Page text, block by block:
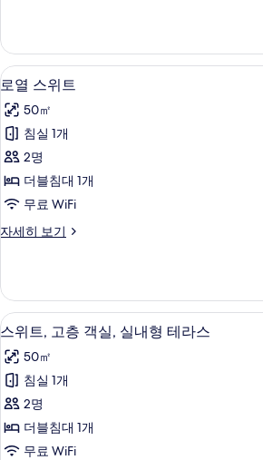
기
)
자
세
보
기
로
열
스
위
트
사
모
보
기
로열 스위
8
로열 스위트
50㎡
침실 1개
2명
더블침대 1개
무료 WiFi
자세히 보기
로
트
자
세
보
기
스
위
트,
고
층
객
스위트,
4
스위트, 고층 객실, 실내형 테라스
50㎡
침실 1개
2명
더블침대 1개
무료 WiFi